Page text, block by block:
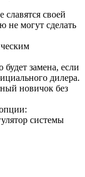
своей
не могут сделать
будет замена, если
дилера.
новичок без
системы